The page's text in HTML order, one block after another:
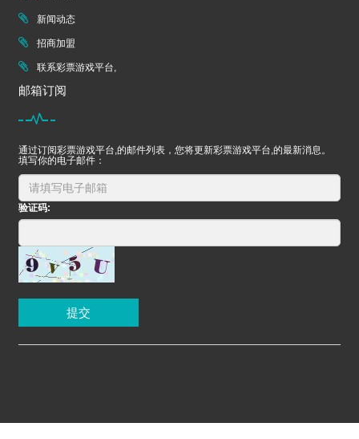
新闻动态
招商加盟
联系彩票游戏平台,
邮箱订阅
通过订阅彩票游戏平台,的邮件列表，您将更新彩票游戏平台,的最新消息。
填写你的电子邮件：
验证码:
提交